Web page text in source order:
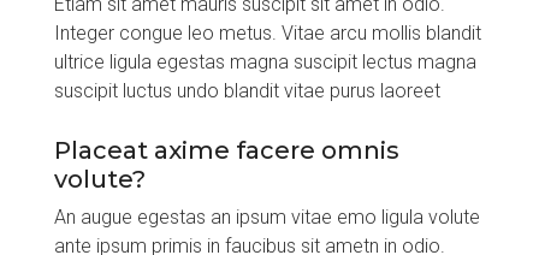
Integer congue leo metus. Vitae arcu mollis blandit
ultrice ligula egestas magna suscipit lectus magna
suscipit luctus undo blandit vitae purus laoreet
Placeat axime facere omnis
volute?
An augue egestas an ipsum vitae emo ligula volute
ante ipsum primis in faucibus sit ametn in odio.